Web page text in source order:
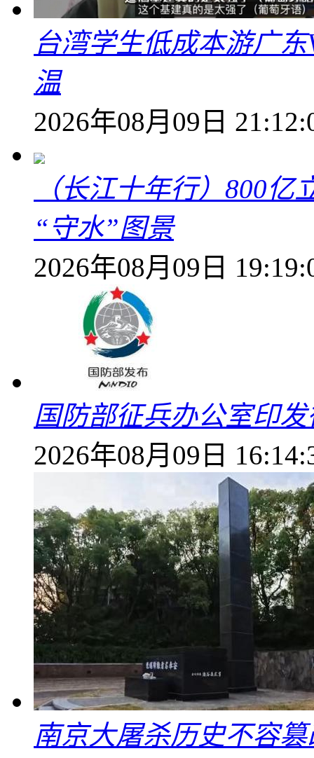
台湾学生低成本游广
温
2026年08月09日
（长江十年行）800
“守水”图景
2026年08月09日
国防部征兵办公室印
2026年08月09日
南京大屠杀历史不容